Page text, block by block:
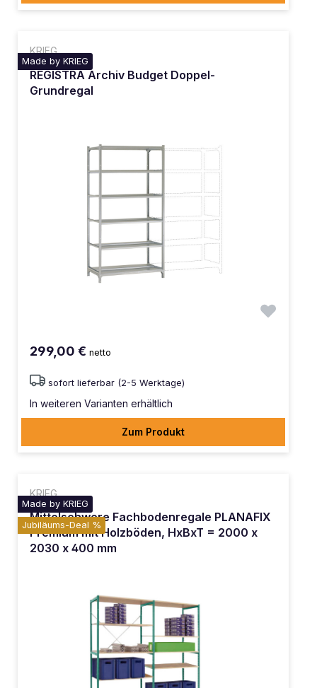
KRIEG
Made by KRIEG
REGISTRA Archiv Budget Doppel-
Grundregal
299,00 € netto
sofort lieferbar (2-5 Werktage)
In weiteren Varianten erhältlich
Zum Produkt
KRIEG
Made by KRIEG
Jubiläums-Deal %
Mittelschwere Fachbodenregale PLANAFIX
Premium mit Holzböden, HxBxT = 2000 x
2030 x 400 mm